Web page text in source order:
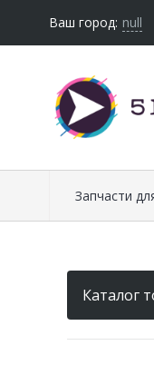
Ваш город: null
Запчасти
Каталог